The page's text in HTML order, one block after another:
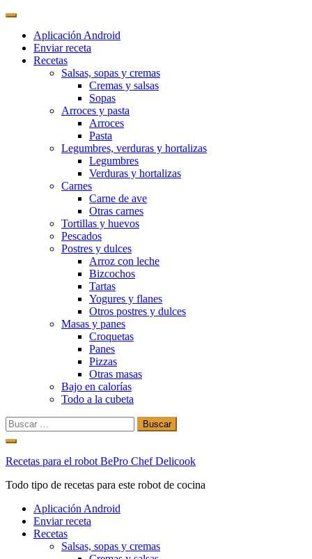
Aplicación Android
Enviar receta
Recetas
Salsas, sopas y cremas
Cremas y salsas
Sopas
Arroces y pasta
Arroces
Pasta
Legumbres, verduras y hortalizas
Legumbres
Verduras y hortalizas
Carnes
Carne de ave
Otras carnes
Tortillas y huevos
Pescados
Postres y dulces
Arroz con leche
Bizcochos
Tartas
Yogures y flanes
Otros postres y dulces
Masas y panes
Croquetas
Panes
Pizzas
Otras masas
Bajo en calorías
Todo a la cubeta
Buscar:
Ir
contenido
Recetas para el robot BePro Chef Delicook
Todo tipo de recetas para este robot de cocina
Aplicación Android
Enviar receta
Recetas
Salsas, sopas y cremas